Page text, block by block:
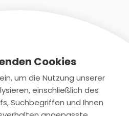
Cookies
um die Nutzung unserer
einschließlich des
Suchbegriffen und Ihnen